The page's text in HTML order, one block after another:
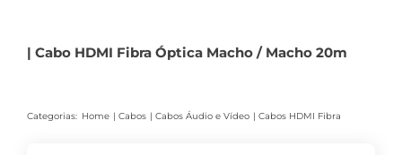
| Cabo HDMI Fibra Óptica Macho / Macho 20m
Categorias: Home Cabos Cabos Áudio e Vídeo Cabos HDMI Fibra